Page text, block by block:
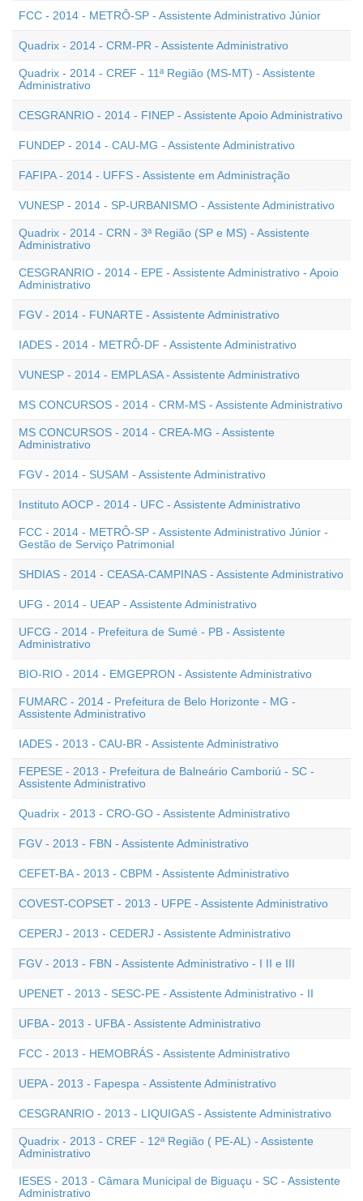
FCC - 2014 - METRÔ-SP - Assistente Administrativo Júnior
Quadrix - 2014 - CRM-PR - Assistente Administrativo
Quadrix - 2014 - CREF - 11ª Região (MS-MT) - Assistente
Administrativo
CESGRANRIO - 2014 - FINEP - Assistente Apoio Administrativo
FUNDEP - 2014 - CAU-MG - Assistente Administrativo
FAFIPA - 2014 - UFFS - Assistente em Administração
VUNESP - 2014 - SP-URBANISMO - Assistente Administrativo
Quadrix - 2014 - CRN - 3ª Região (SP e MS) - Assistente
Administrativo
CESGRANRIO - 2014 - EPE - Assistente Administrativo - Apoio
Administrativo
FGV - 2014 - FUNARTE - Assistente Administrativo
IADES - 2014 - METRÔ-DF - Assistente Administrativo
VUNESP - 2014 - EMPLASA - Assistente Administrativo
MS CONCURSOS - 2014 - CRM-MS - Assistente Administrativo
MS CONCURSOS - 2014 - CREA-MG - Assistente
Administrativo
FGV - 2014 - SUSAM - Assistente Administrativo
Instituto AOCP - 2014 - UFC - Assistente Administrativo
FCC - 2014 - METRÔ-SP - Assistente Administrativo Júnior -
Gestão de Serviço Patrimonial
SHDIAS - 2014 - CEASA-CAMPINAS - Assistente Administrativo
UFG - 2014 - UEAP - Assistente Administrativo
UFCG - 2014 - Prefeitura de Sumé - PB - Assistente
Administrativo
BIO-RIO - 2014 - EMGEPRON - Assistente Administrativo
FUMARC - 2014 - Prefeitura de Belo Horizonte - MG -
Assistente Administrativo
IADES - 2013 - CAU-BR - Assistente Administrativo
FEPESE - 2013 - Prefeitura de Balneário Camboriú - SC -
Assistente Administrativo
Quadrix - 2013 - CRO-GO - Assistente Administrativo
FGV - 2013 - FBN - Assistente Administrativo
CEFET-BA - 2013 - CBPM - Assistente Administrativo
COVEST-COPSET - 2013 - UFPE - Assistente Administrativo
CEPERJ - 2013 - CEDERJ - Assistente Administrativo
FGV - 2013 - FBN - Assistente Administrativo - I II e III
UPENET - 2013 - SESC-PE - Assistente Administrativo - II
UFBA - 2013 - UFBA - Assistente Administrativo
FCC - 2013 - HEMOBRÁS - Assistente Administrativo
UEPA - 2013 - Fapespa - Assistente Administrativo
CESGRANRIO - 2013 - LIQUIGAS - Assistente Administrativo
Quadrix - 2013 - CREF - 12ª Região ( PE-AL) - Assistente
Administrativo
IESES - 2013 - Câmara Municipal de Biguaçu - SC - Assistente
Administrativo